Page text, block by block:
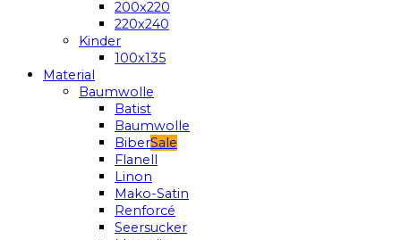
200x220
220x240
Kinder
100x135
Material
Baumwolle
Batist
Baumwolle
Biber
Flanell
Linon
Mako-Satin
Renforcé
Seersucker